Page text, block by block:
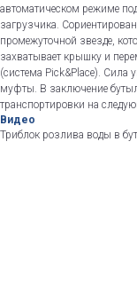
автоматическом режиме
загрузчика.
промежуточной звезде,
захватывает крышку и
(система Pick&Place). Сила
муфты. В заключение
транспортировки на
Видео
Триблок розлива воды в